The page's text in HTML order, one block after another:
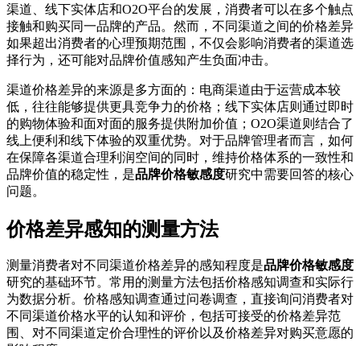
渠道、线下实体店和O2O平台的发展，消费者可以在多个触点
接触和购买同一品牌的产品。然而，不同渠道之间的价格差异
如果超出消费者的心理预期范围，不仅会影响消费者的渠道选
择行为，还可能对品牌价值感知产生负面冲击。
渠道价格差异的来源是多方面的：电商渠道由于运营成本较
低，往往能够提供更具竞争力的价格；线下实体店则通过即时
的购物体验和面对面的服务提供附加价值；O2O渠道则结合了
线上便利和线下体验的双重优势。对于品牌管理者而言，如何
在保障各渠道合理利润空间的同时，维持价格体系的一致性和
品牌价值的稳定性，是品牌价格敏感度研究中需要回答的核心
问题。
价格差异感知的测量方法
测量消费者对不同渠道价格差异的感知程度是品牌价格敏感度
研究的基础环节。常用的测量方法包括价格感知调查和实际行
为数据分析。价格感知调查通过问卷调查，直接询问消费者对
不同渠道价格水平的认知和评价，包括可接受的价格差异范
围、对不同渠道定价合理性的评价以及价格差异对购买意愿的